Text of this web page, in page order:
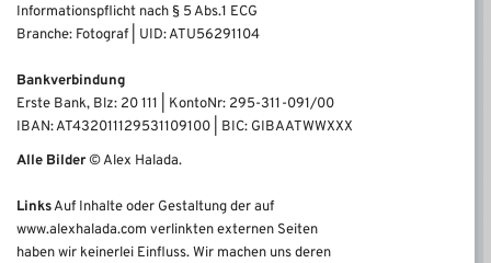
Informationspflicht nach § 5 Abs.1 ECG
Branche: Fotograf | UID: ATU56291104
Bankverbindung
Erste Bank, Blz: 20 111 | KontoNr: 295-311-091/00
IBAN: AT432011129531109100 | BIC: GIBAATWWXXX
Alle Bilder © Alex Halada.
LinksAuf Inhalte oder Gestaltung der auf
www.alexhalada.com verlinkten externen Seiten
haben wir keinerlei Einfluss. Wir machen uns deren